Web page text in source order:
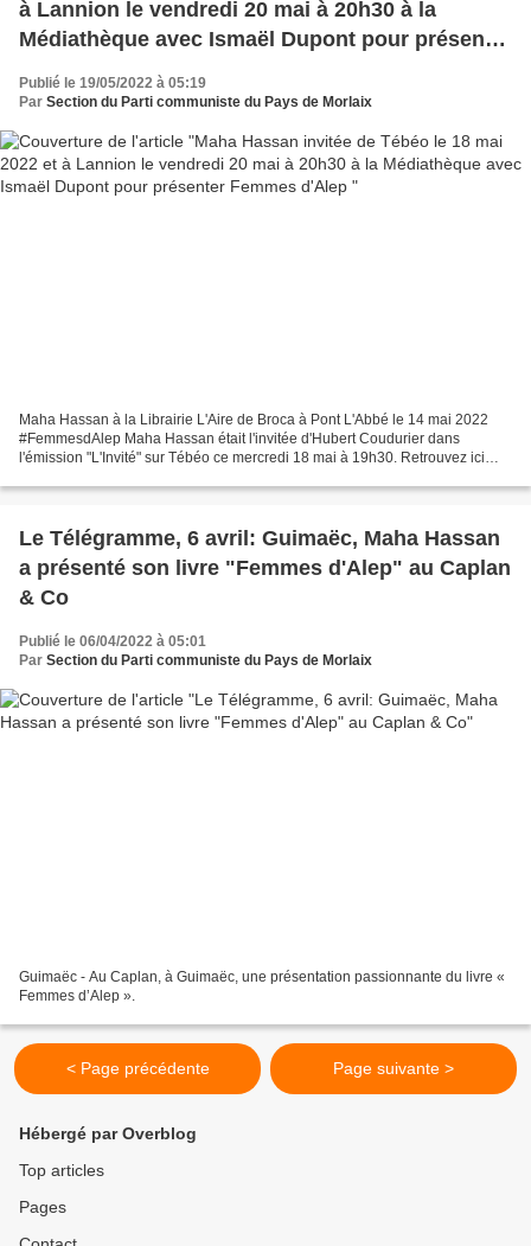
à Lannion le vendredi 20 mai à 20h30 à la
Médiathèque avec Ismaël Dupont pour présenter
Femmes d'Alep
Publié le 19/05/2022 à 05:19
Par Section du Parti communiste du Pays de Morlaix
Maha Hassan à la Librairie L'Aire de Broca à Pont L'Abbé le 14 mai 2022
#FemmesdAlep Maha Hassan était l'invitée d'Hubert Coudurier dans
l'émission "L'Invité" sur Tébéo ce mercredi 18 mai à 19h30. Retrouvez ici
Le Télégramme, 6 avril: Guimaëc, Maha Hassan
a présenté son livre "Femmes d'Alep" au Caplan
& Co
Publié le 06/04/2022 à 05:01
Par Section du Parti communiste du Pays de Morlaix
Guimaëc - Au Caplan, à Guimaëc, une présentation passionnante du livre «
Femmes d’Alep ».
< Page précédente Page suivante >
Hébergé par Overblog
Top articles
Pages